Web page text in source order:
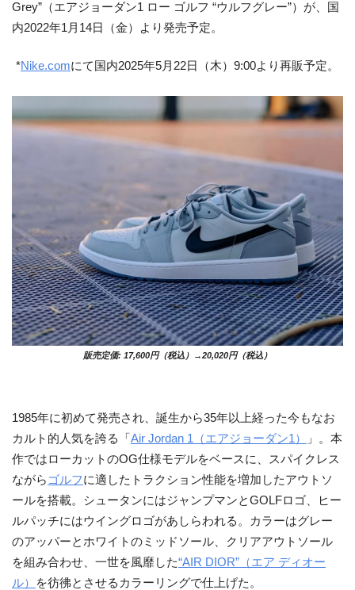
Grey”（エアジョーダン1 ロー ゴルフ “ウルフグレー”）が、国
内2022年1月14日（金）より発売予定。
*Nike.comにて国内2025年5月22日（木）9:00より再販予定。
販売定価: 17,600円（税込）→20,020円（税込）
1985年に初めて発売され、誕生から35年以上経った今もなお
カルト的人気を誇る「 Air Jordan 1（エアジョーダン1）
」。本
作ではローカットのOG仕様モデルをベースに、スパイクレス
ながら ゴルフに適したトラクション性能を増加したアウトソ
ールを搭載。シュータンにはジャンプマンとGOLFロゴ、ヒー
ルパッチにはウイングロゴがあしらわれる。カラーはグレー
のアッパーとホワイトのミッドソール、クリアアウトソール
を組み合わせ、一世を風靡した“AIR DIOR”（エア ディオー
ル）
を彷彿とさせるカラーリングで仕上げた。